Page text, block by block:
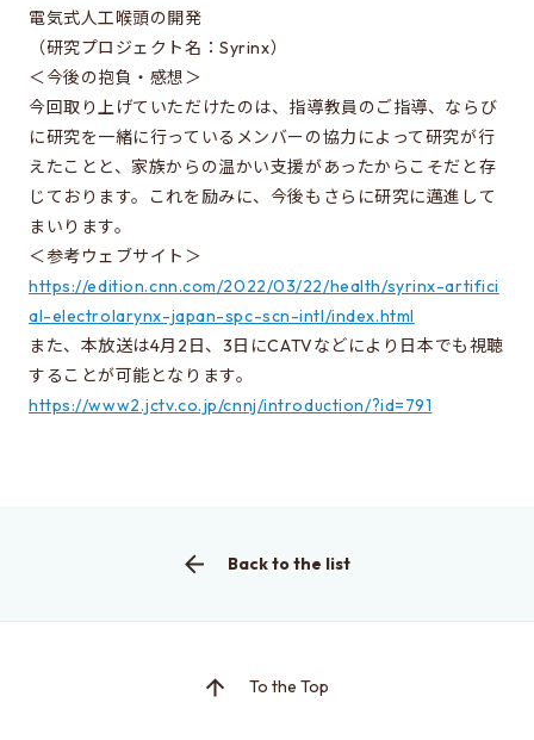
For those aiming for EEIS
Testimonials of Students
Career paths and Ph.D.
Financial support for graduate students
Learn more about EEIS
Reunion
Electrical Engineering Office
Links to related organizations
Request for site update
電気式人工喉頭の開発
（研究プロジェクト名：Syrinx）
＜今後の抱負・感想＞
今回取り上げていただけたのは、指導教員のご指導、ならび
に研究を一緒に行っているメンバーの協力によって研究が行
えたことと、家族からの温かい支援があったからこそだと存
じております。これを励みに、今後もさらに研究に邁進して
まいります。
＜参考ウェブサイト＞
https://edition.cnn.com/2022/03/22/health/syrinx-artifici
al-electrolarynx-japan-spc-scn-intl/index.html
また、本放送は4月2日、3日にCATVなどにより日本でも視聴
することが可能となります。
https://www2.jctv.co.jp/cnnj/introduction/?id=791
Back to the list
To the Top